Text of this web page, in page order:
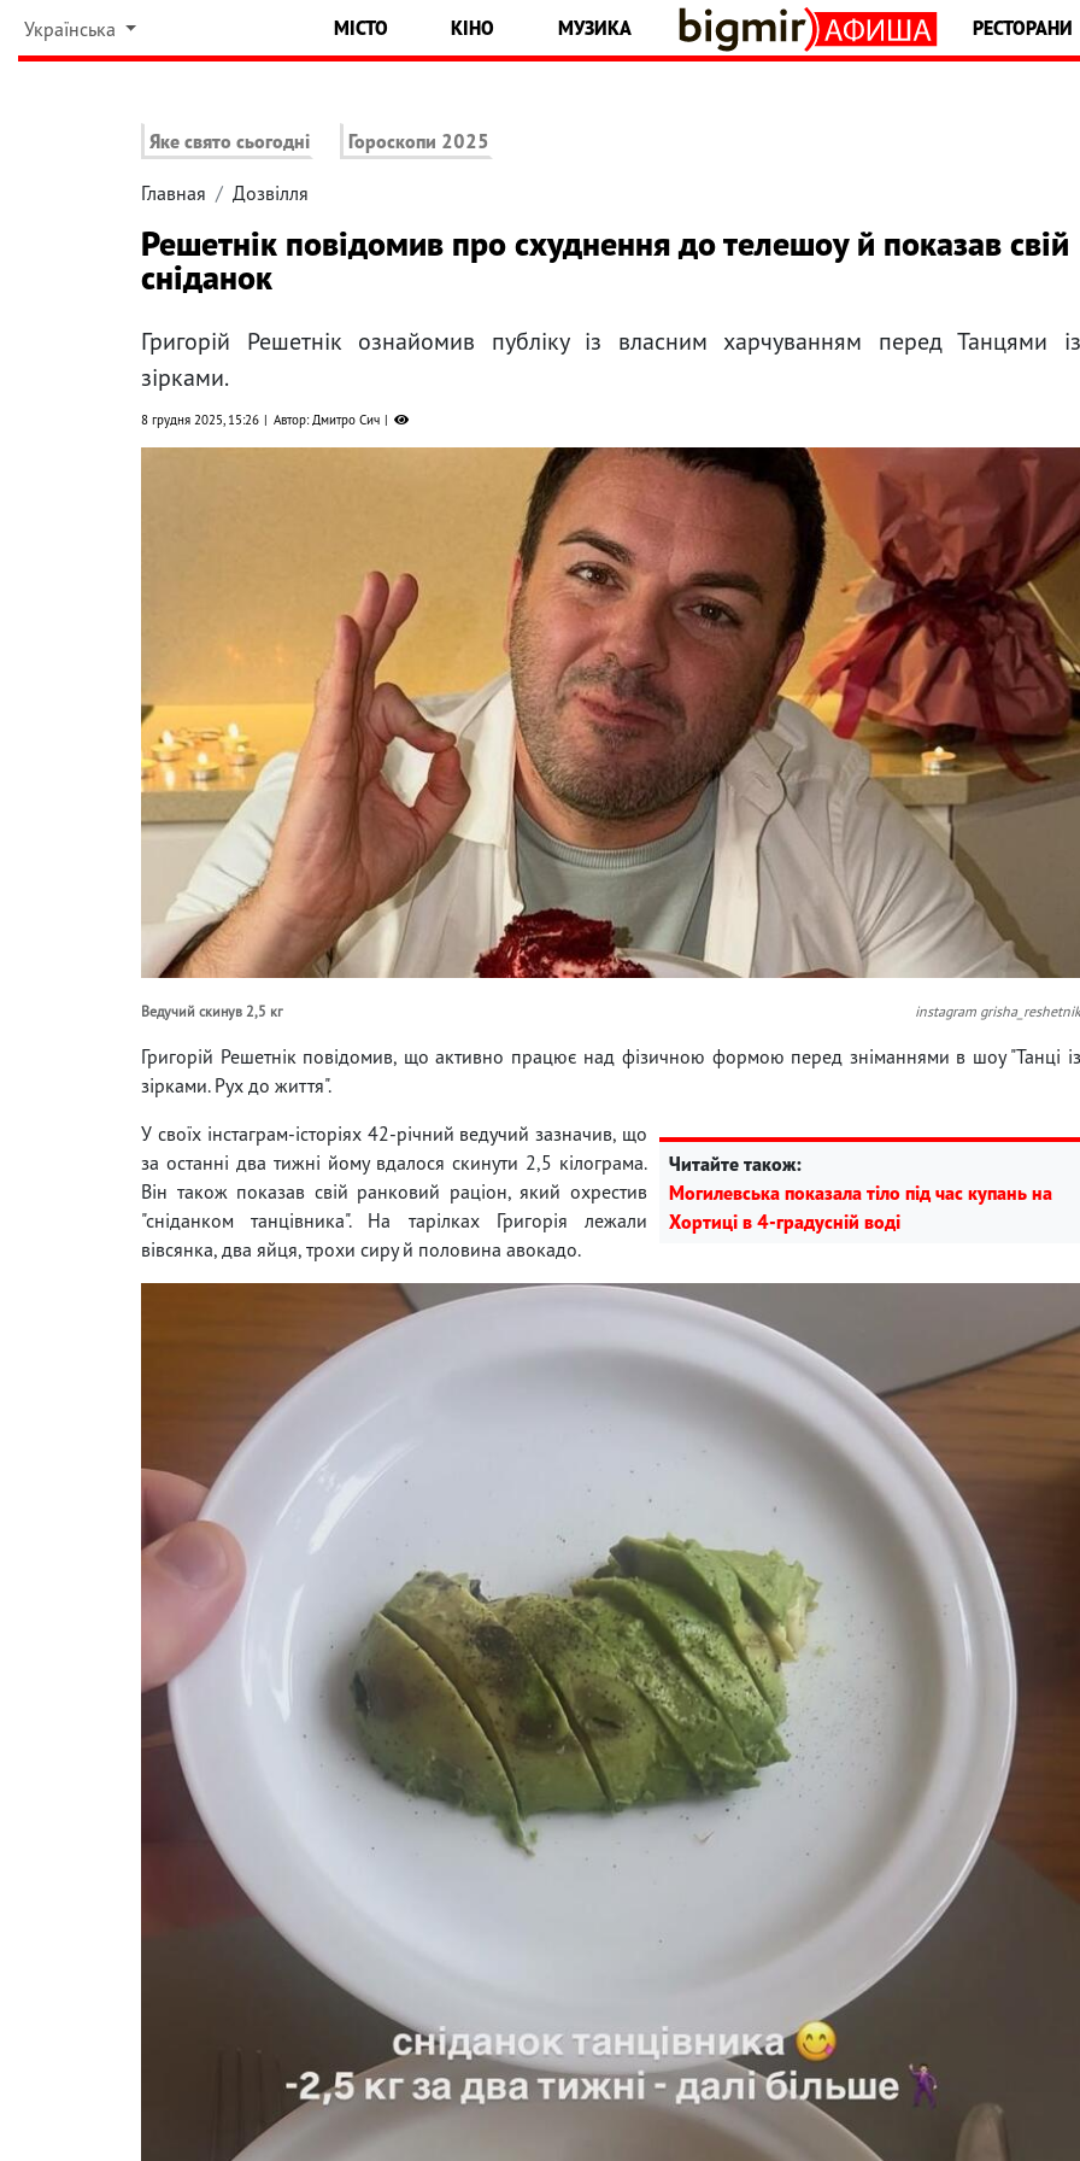
Українська МІСТО КІНО МУЗИКА РЕСТОРАНИ
Яке свято сьогодні Гороскопи 2025
Главная Дозвілля
Решетнік повідомив про схуднення до телешоу й показав свій
сніданок
Григорій Решетнік ознайомив публіку із власним харчуванням перед Танцями із
зірками.
8 грудня 2025, 15:26 Автор: Дмитро Сич
Ведучий скинув 2,5 кг instagram grisha_reshetnik
Григорій Решетнік повідомив, що активно працює над фізичною формою перед зніманнями в шоу "Танці із
зірками. Рух до життя".
Читайте також:
Могилевська показала тіло під час купань на
Хортиці в 4-градусній воді
У своїх інстаграм-історіях 42-річний ведучий зазначив, що
за останні два тижні йому вдалося скинути 2,5 кілограма.
Він також показав свій ранковий раціон, який охрестив
"сніданком танцівника". На тарілках Григорія лежали
вівсянка, два яйця, трохи сиру й половина авокадо.